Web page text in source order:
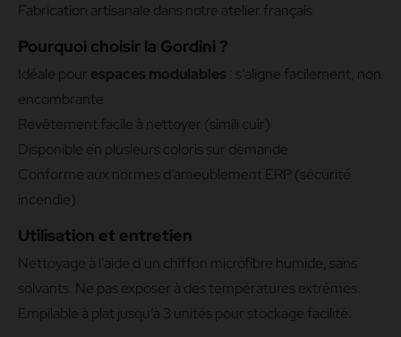
Fabrication artisanale dans notre atelier français
Pourquoi choisir la Gordini ?
Idéale pour espaces modulables : s’aligne facilement, non
encombrante
Revêtement facile à nettoyer (simili cuir)
Disponible en plusieurs coloris sur demande
Conforme aux normes d’ameublement ERP (sécurité
incendie)
Utilisation et entretien
Nettoyage à l’aide d’un chiffon microfibre humide, sans
solvants. Ne pas exposer à des températures extrêmes.
Empilable à plat jusqu’à 3 unités pour stockage facilité.